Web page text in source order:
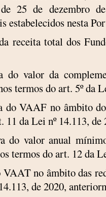
25 de dezembro
estabelecidos nesta
receita total dos
do valor da
termos do art. 5º da
do VAAF no âmbito
11 da Lei nº 14.113, de
do valor anual
termos do art. 12 da
VAAT no âmbito das
de 2020,